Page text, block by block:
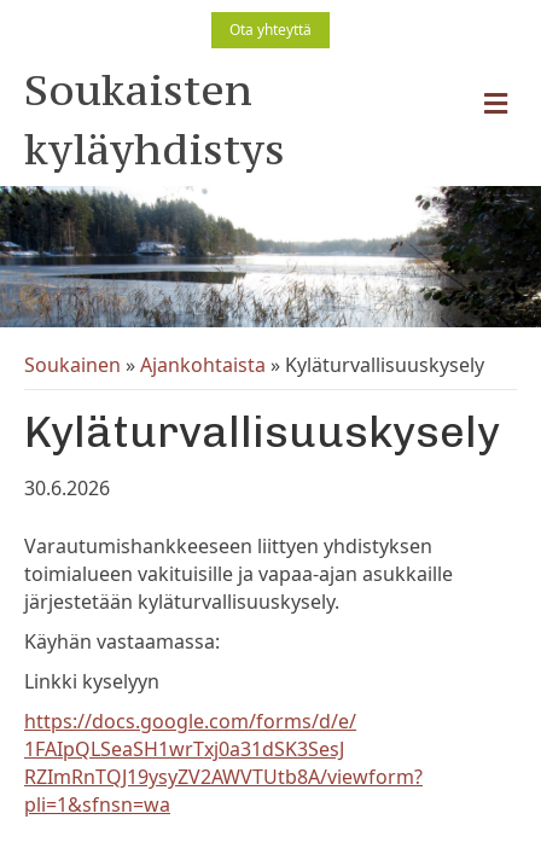
Ota yhteyttä
Soukaisten
kyläyhdistys
V
a
k
k
o
Soukainen »Ajankohtaista » Kyläturvallisuuskysely
Kyläturvallisuuskysely
30.6.2026
Varautumishankkeeseen liittyen yhdistyksen
toimialueen vakituisille ja vapaa-ajan asukkaille
järjestetään kyläturvallisuuskysely.
Käyhän vastaamassa:
Linkki kyselyyn
https://docs.google.com/forms/d/e/
1FAIpQLSeaSH1wrTxj0a31dSK3SesJ
RZImRnTQJ19ysyZV2AWVTUtb8A/viewform?
pli=1&sfnsn=wa